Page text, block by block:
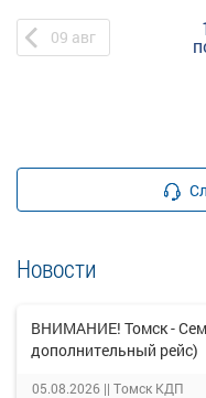
09 авг
Новости
ВНИМАНИЕ! Томск -
дополнительный рейс)
05.08.2026 || Томск КДП